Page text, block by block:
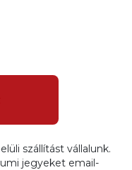
szállítást vállalunk.
jegyeket email-